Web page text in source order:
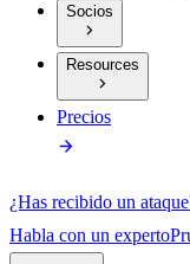
Socios
Resources
Precios
¿Has recibido un
Habla con un experto